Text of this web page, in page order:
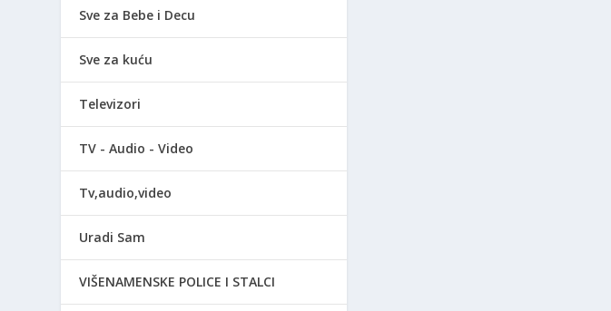
Sve za Bebe i Decu
Sve za kuću
Televizori
TV - Audio - Video
Tv,audio,video
Uradi Sam
VIŠENAMENSKE POLICE I STALCI